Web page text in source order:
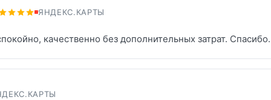
ЯНДЕКС.КАРТЫ
качественно без дополнительных затрат. Спасибо.